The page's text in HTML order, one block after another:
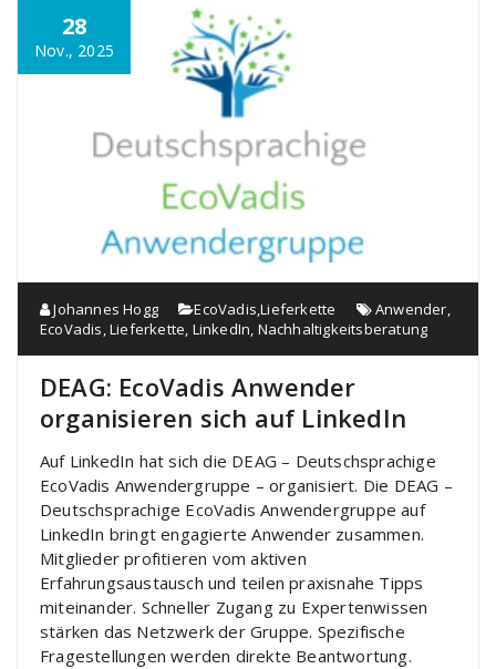
28
Nov., 2025
Johannes Hogg EcoVadis,Lieferkette Anwender,
EcoVadis,Lieferkette, LinkedIn, Nachhaltigkeitsberatung
DEAG: EcoVadis Anwender
organisieren sich auf LinkedIn
Auf LinkedIn hat sich die DEAG – Deutschsprachige
EcoVadis Anwendergruppe – organisiert. Die DEAG –
Deutschsprachige EcoVadis Anwendergruppe auf
LinkedIn bringt engagierte Anwender zusammen.
Mitglieder profitieren vom aktiven
Erfahrungsaustausch und teilen praxisnahe Tipps
miteinander. Schneller Zugang zu Expertenwissen
stärken das Netzwerk der Gruppe. Spezifische
Fragestellungen werden direkte Beantwortung.